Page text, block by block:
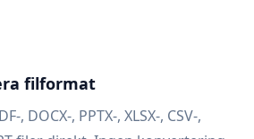
filformat
, DOCX-, PPTX-, XLSX-, CSV-,